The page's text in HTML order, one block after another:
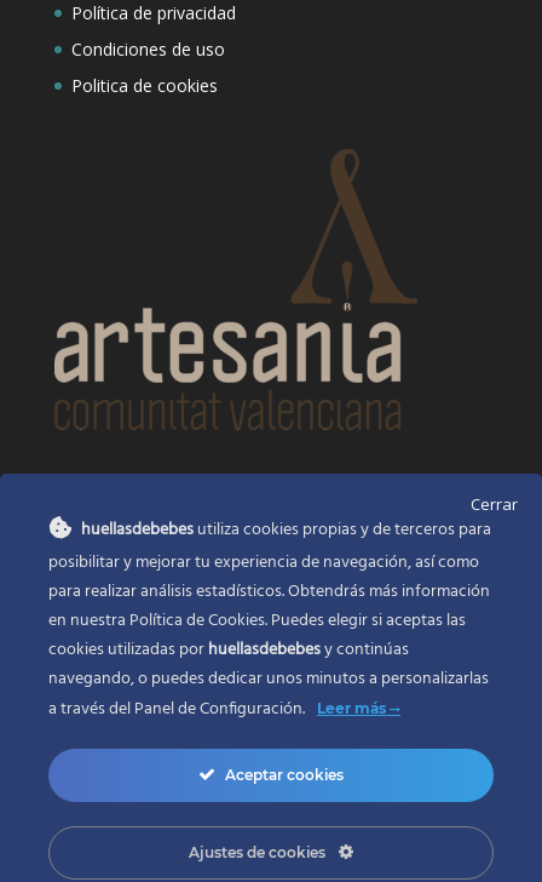
Política de privacidad
Condiciones de uso
Politica de cookies
Huellas de bebés
Santa Ana, 22Alcasser Valencia 46290
625 120 591
info@huellasdebebes.com
Copyright 2017 | Todos los derechos reservados
Cerrar
huellasdebebesutiliza cookies propias y de terceros para
posibilitar y mejorar tu experiencia de navegación, así como
para realizar análisis estadísticos. Obtendrás más información
en nuestra Política de Cookies. Puedes elegir si aceptas las
cookies utilizadas porhuellasdebebesy continúas
navegando, o puedes dedicar unos minutos a personalizarlas
a través delPanel de Configuración. Leer más
Aceptar cookies
Ajustes de cookies